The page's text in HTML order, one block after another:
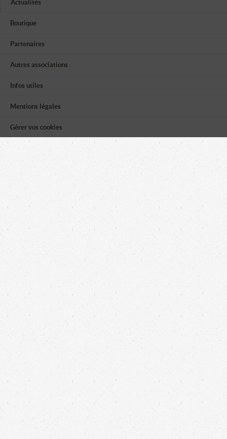
Actualités
Boutique
Partenaires
Autres associations
Infos utiles
Mentions légales
Gérer vos cookies